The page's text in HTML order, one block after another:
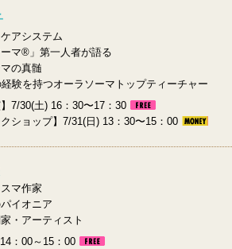
アシステム
ーマ®」第一人者が語る
の真髄
験を持つオーラソーマトップティーチャー
】7/30(土) 16：30〜17：30
クショップ】7/31(日) 13：30〜15：00
マ作家
イオニア
・アーティスト
：00～15：00